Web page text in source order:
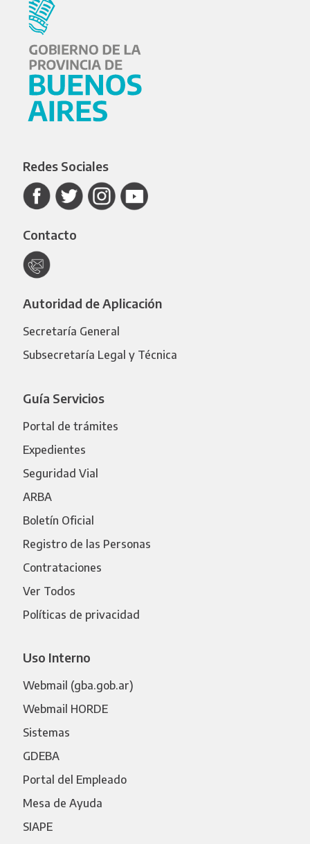
Redes Sociales
Contacto
Autoridad de Aplicación
Secretaría General
Subsecretaría Legal y Técnica
Guía Servicios
Portal de trámites
Expedientes
Seguridad Vial
ARBA
Boletín Oficial
Registro de las Personas
Contrataciones
Ver Todos
Políticas de privacidad
Uso Interno
Webmail (gba.gob.ar)
Webmail HORDE
Sistemas
GDEBA
Portal del Empleado
Mesa de Ayuda
SIAPE